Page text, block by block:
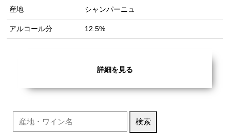
産地 シャンパーニュ
アルコール分 12.5%
詳細を見る